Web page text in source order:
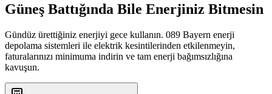
Güneş Battığında Bile Enerjiniz Bitmesin
Gündüz ürettiğiniz enerjiyi gece kullanın. 089 Bayern enerji
depolama sistemleri ile elektrik kesintilerinden etkilenmeyin,
faturalarınızı minimuma indirin ve tam enerji bağımsızlığına
kavuşun.